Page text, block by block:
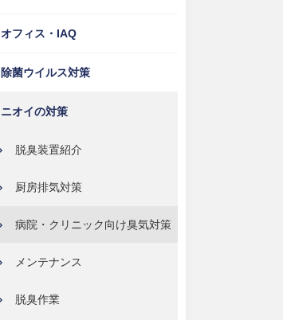
オフィス・IAQ
除菌ウイルス対策
ニオイの対策
脱臭装置紹介
厨房排気対策
病院・クリニック向け臭気対策
メンテナンス
脱臭作業